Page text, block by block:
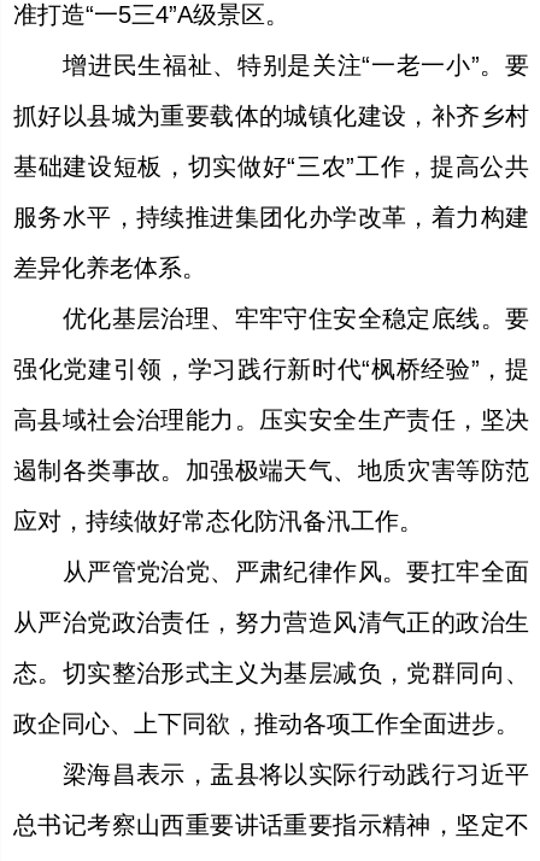
准打造“一5三4”A级景区。
增进民生福祉、特别是关注“一老一小”。要
抓好以县城为重要载体的城镇化建设，补齐乡村
基础建设短板，切实做好“三农”工作，提高公共
服务水平，持续推进集团化办学改革，着力构建
差异化养老体系。
优化基层治理、牢牢守住安全稳定底线。要
强化党建引领，学习践行新时代“枫桥经验”，提
高县域社会治理能力。压实安全生产责任，坚决
遏制各类事故。加强极端天气、地质灾害等防范
应对，持续做好常态化防汛备汛工作。
从严管党治党、严肃纪律作风。要扛牢全面
从严治党政治责任，努力营造风清气正的政治生
态。切实整治形式主义为基层减负，党群同向、
政企同心、上下同欲，推动各项工作全面进步。
梁海昌表示，盂县将以实际行动践行习近平
总书记考察山西重要讲话重要指示精神，坚定不